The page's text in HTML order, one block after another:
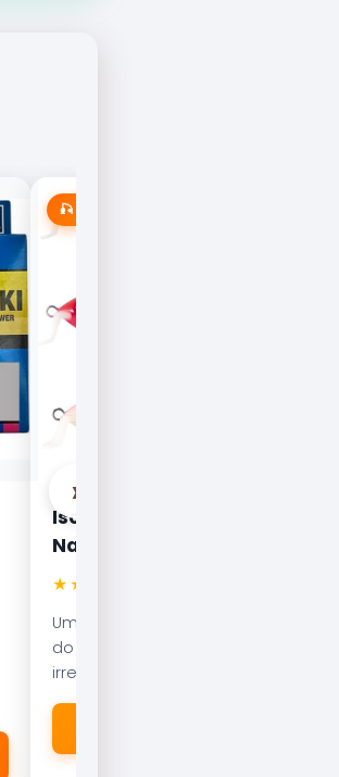
🎣 MAIS VENDIDA
Isca Artificial Nelson
Nakamura Curisco 70
★★★★★
Uma das iscas mais famosas
do Brasil. Com nado errático, é
irresistível para o Tucunaré e o
Robalo. Essencial em qualquer
›